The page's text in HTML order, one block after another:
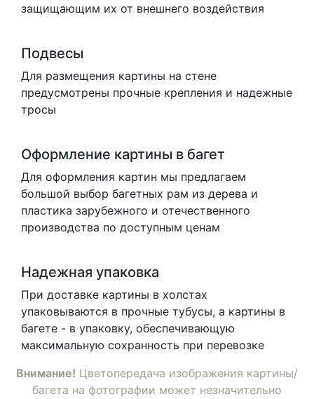
защищающим их от внешнего воздействия
Подвесы
Для размещения картины на стене
предусмотрены прочные крепления и надежные
тросы
Оформление картины в багет
Для оформления картин мы предлагаем
большой выбор багетных рам из дерева и
пластика зарубежного и отечественного
производства по доступным ценам
Надежная упаковка
При доставке картины в холстах
упаковываются в прочные тубусы, а картины в
багете - в упаковку, обеспечивающую
максимальную сохранность при перевозке
Внимание! Цветопередача изображения картины/
багета на фотографии может незначительно